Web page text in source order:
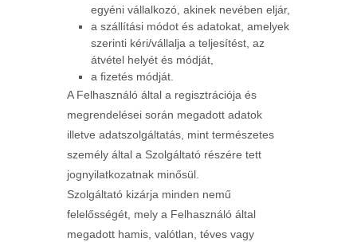
egyéni vállalkozó, akinek nevében eljár,
a szállítási módot és adatokat, amelyek
szerinti kéri/vállalja a teljesítést, az
átvétel helyét és módját,
a fizetés módját.
A Felhasználó által a regisztrációja és
megrendelései során megadott adatok
illetve adatszolgáltatás, mint természetes
személy által a Szolgáltató részére tett
jognyilatkozatnak minősül.
Szolgáltató kizárja minden nemű
felelősségét, mely a Felhasználó által
megadott hamis, valótlan, téves vagy